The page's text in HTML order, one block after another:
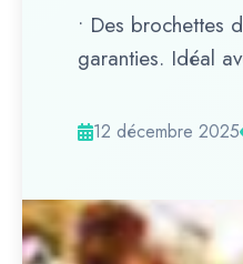
• Des brochettes
garanties. Idéal
12 décembre 2025